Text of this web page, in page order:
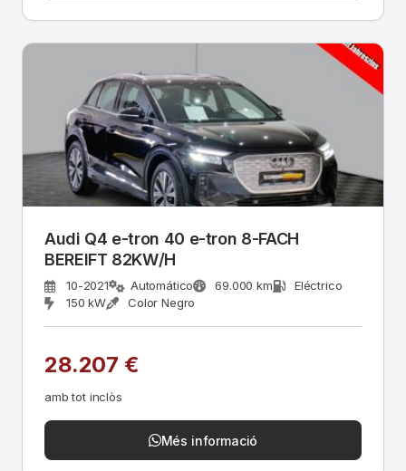
Audi Q4 e-tron 40 e-tron 8-FACH
BEREIFT 82KW/H
10-2021 Automático 69.000 km
Eléctrico
150 kW
Color Negro
28.207 €
amb tot inclòs
Més informació